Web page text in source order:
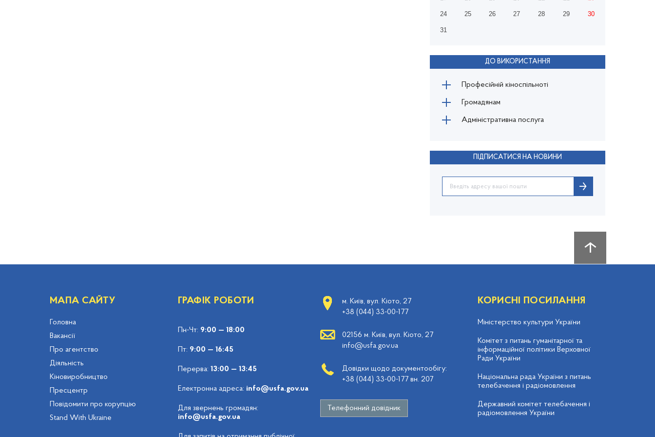
24 25 26 27 28 29 30
31
ДО ВИКОРИСТАННЯ
Професійній кіноспільноті
Громадянам
Адміністративна послуга
ПІДПИСАТИСЯ НА НОВИНИ
МАПА САЙТУ
Головна
Вакансії
Про агентство
Діяльність
Кіновиробництво
Пресцентр
Повідомити про корупцію
Stand With Ukraine
ГРАФІК РОБОТИ
Пн-Чт: 9:00 — 18:00
Пт: 9:00 — 16:45
Перерва: 13:00 — 13:45
Електронна адреса: info@usfa.gov.ua
Для звернень громадян:
info@usfa.gov.ua
м. Київ, вул. Кіото, 27
+38 (044) 33-00-177
02156 м. Київ, вул. Кіото, 27
info@usfa.gov.ua
Довідки щодо документообігу:
+38 (044) 33-00-177 вн. 207
Телефонний довідник
КОРИСНІ ПОСИЛАННЯ
Міністерство культури України
Комітет з питань гуманітарної та
інформаційної політики Верховної
Ради України
Національна рада України з питань
телебачення і радіомовлення
Державний комітет телебачення і
радіомовлення України